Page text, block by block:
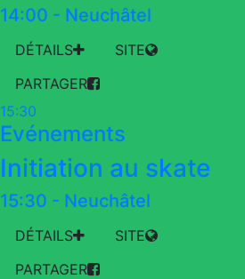
14:00 - Neuchâtel
DÉTAILS
SITE
PARTAGER
15:30
Evénements
Initiation au skate
15:30 - Neuchâtel
DÉTAILS
SITE
PARTAGER